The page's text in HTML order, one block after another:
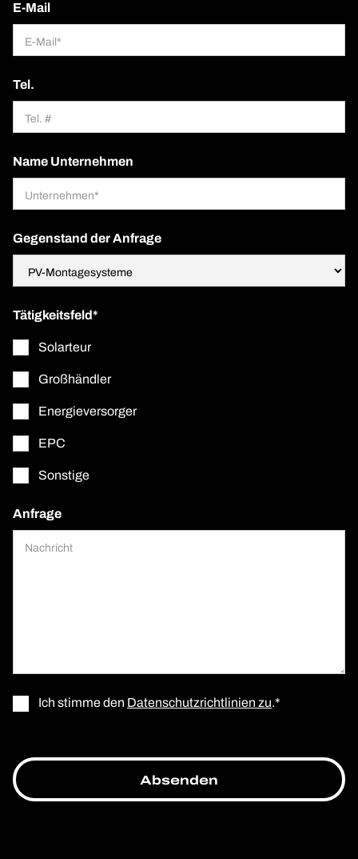
E-Mail
Tel.
Name Unternehmen
Gegenstand der Anfrage
Tätigkeitsfeld*
Solarteur
Großhändler
Energieversorger
EPC
Sonstige
Anfrage
Ich stimme den Datenschutzrichtlinien zu.*